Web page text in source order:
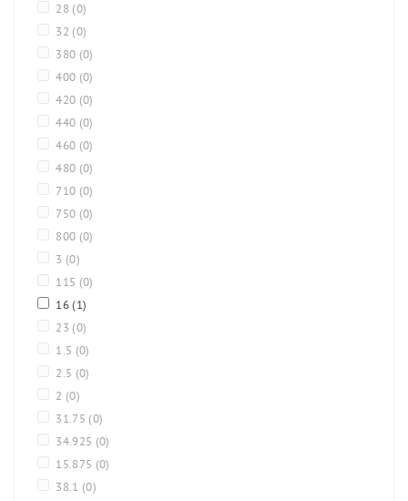
28 (0)
32 (0)
380 (0)
400 (0)
420 (0)
440 (0)
460 (0)
480 (0)
710 (0)
750 (0)
800 (0)
3 (0)
115 (0)
16(1)
23 (0)
1.5 (0)
2.5 (0)
2 (0)
31.75 (0)
34.925 (0)
15.875 (0)
38.1 (0)